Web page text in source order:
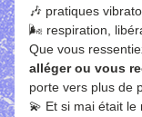
🎶 pratiques
🌬️ respiration,
Que vous
alléger ou vous
porte vers plus de
💫 Et si mai était le